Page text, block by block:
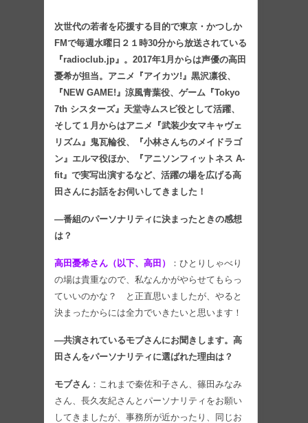
次世代の若者を応援する目的で東京・かつしか
FMで毎週水曜日２１時30分から放送されている
『radioclub.jp』。2017年1月からは声優の高田
憂希が担当。アニメ『アイカツ!』黒沢凛役、
『NEW GAME!』涼風青葉役、ゲーム『Tokyo
7th シスターズ』天堂寺ムスビ役として活躍、
そして１月からはアニメ『武装少女マキャヴェ
リズム』鬼瓦輪役、『小林さんちのメイドラゴ
ン』エルマ役ほか、『アニソンフィットネス A-
fit』で実写出演するなど、活躍の場を広げる高
田さんにお話をお伺いしてきました！
―番組のパーソナリティに決まったときの感想
は？
高田憂希さん（以下、高田）
：ひとりしゃべり
の場は貴重なので、私なんかがやらせてもらっ
ていいのかな？ と正直思いましたが、やると
決まったからには全力でいきたいと思います！
―共演されているモブさんにお聞きします。高
田さんをパーソナリティに選ばれた理由は？
モブさん ：これまで秦佐和子さん、篠田みなみ
さん、長久友紀さんとパーソナリティをお願い
してきましたが、事務所が近かったり、同じお